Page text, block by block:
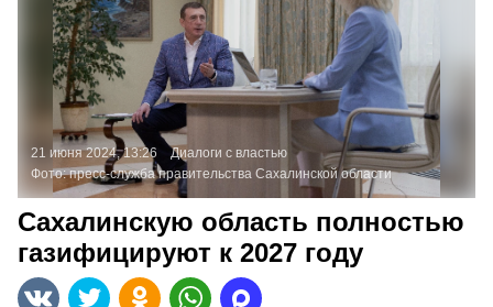
21 июня 2024, 13:26
Диалоги с властью
Фото:пресс-служба правительства Сахалинской области
Сахалинскую область полностью
газифицируют к 2027 году